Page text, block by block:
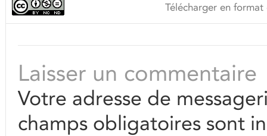
Télécharger en
Laisser un commentaire
Votre adresse de
champs obligatoires sont